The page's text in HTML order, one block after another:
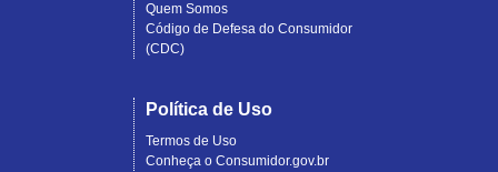
Quem Somos
Código de Defesa do Consumidor
(CDC)
Política de Uso
Termos de Uso
Conheça o Consumidor.gov.br